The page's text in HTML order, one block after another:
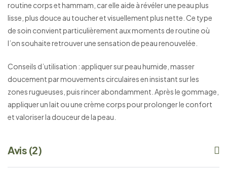
routine corps et hammam, car elle aide à révéler une peau plus
lisse, plus douce au toucher et visuellement plus nette. Ce type
de soin convient particulièrement aux moments de routine où
l’on souhaite retrouver une sensation de peau renouvelée.
Conseils d’utilisation : appliquer sur peau humide, masser
doucement par mouvements circulaires en insistant sur les
zones rugueuses, puis rincer abondamment. Après le gommage,
appliquer un lait ou une crème corps pour prolonger le confort
et valoriser la douceur de la peau.
Avis (2)